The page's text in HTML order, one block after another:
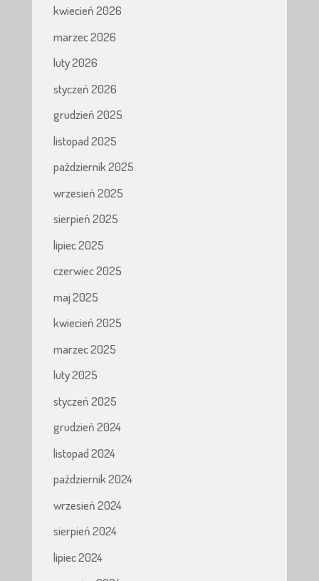
kwiecień 2026
marzec 2026
luty 2026
styczeń 2026
grudzień 2025
listopad 2025
październik 2025
wrzesień 2025
sierpień 2025
lipiec 2025
czerwiec 2025
maj 2025
kwiecień 2025
marzec 2025
luty 2025
styczeń 2025
grudzień 2024
listopad 2024
październik 2024
wrzesień 2024
sierpień 2024
lipiec 2024